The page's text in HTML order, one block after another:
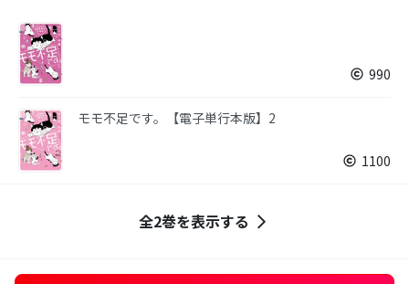
990
モモ不足です。【電子単行本版】2
1100
全2巻を表示する